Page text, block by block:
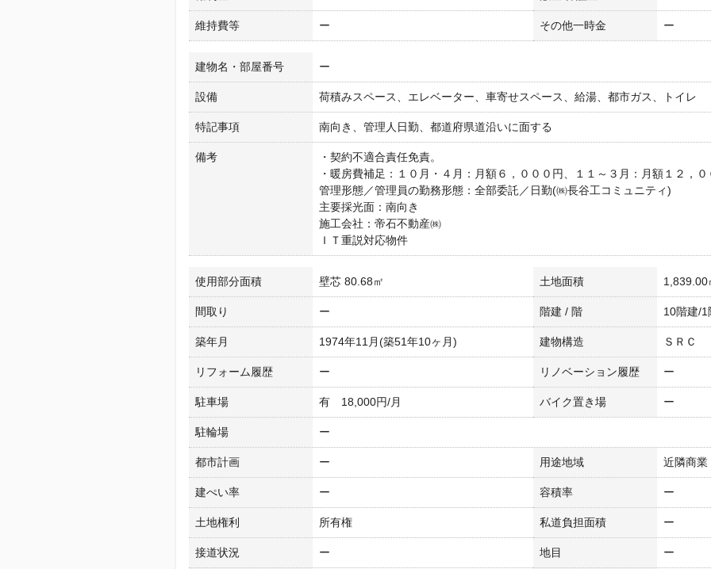
維持費等 ー その他一時金 ー
建物名・部屋番号 ー
設備 荷積みスペース、エレベーター、車寄せスペース、給湯、都市ガス、トイレ
特記事項 南向き、管理人日勤、都道府県道沿いに面する
備考
・契約不適合責任免責。
・暖房費補足：１０月・４月：月額６，０００円、１１～３月：月額１２，０
管理形態／管理員の勤務形態：全部委託／日勤(㈱長谷工コミュニティ)
主要採光面：南向き
施工会社：帝石不動産㈱
ＩＴ重説対応物件
使用部分面積 壁芯 80.68㎡ 土地面積 1,839.00
間取り ー 階建 / 階 10階建/1
築年月 1974年11月(築51年10ヶ月) 建物構造 ＳＲＣ
リフォーム履歴 ー リノベーション履歴 ー
駐車場 有 18,000円/月 バイク置き場 ー
駐輪場 ー
都市計画 ー 用途地域 近隣商業
建ぺい率 ー 容積率 ー
土地権利 所有権 私道負担面積 ー
接道状況 ー 地目 ー